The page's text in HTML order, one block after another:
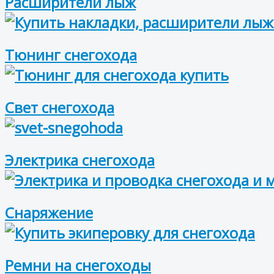
Тюнинг снегохода
Свет снегохода
Электрика снегохода
Снаряжение
Ремни на снегоходы